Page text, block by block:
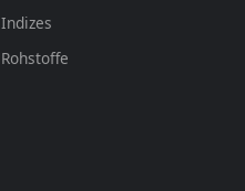
Indizes
Rohstoffe